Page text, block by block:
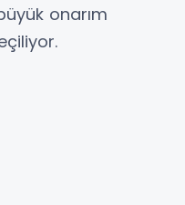
onarım